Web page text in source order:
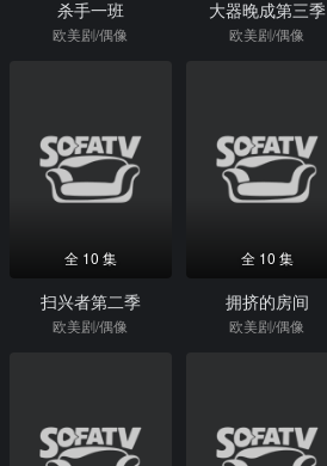
杀手一班
欧美剧/偶像
大器晚成第三季
欧美剧/偶像
全 10 集
扫兴者第二季
欧美剧/偶像
全 10 集
拥挤的房间
欧美剧/偶像